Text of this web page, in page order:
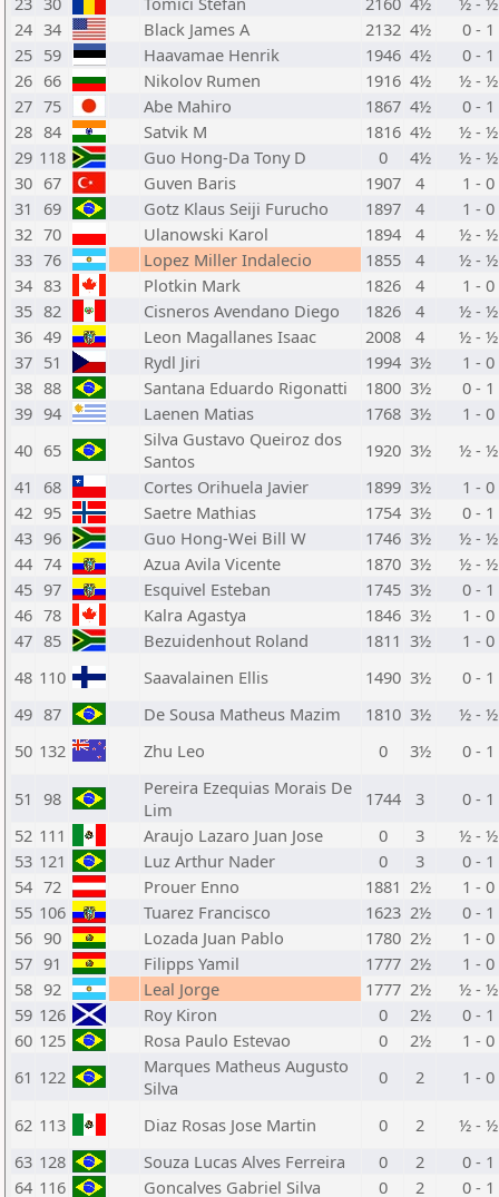
24 34 Black James A 2132 4½
0 - 1
25 59 Haavamae Henrik 1946 4½
0 - 1
26 66 Nikolov Rumen 1916 4½
½ - ½
27 75 Abe Mahiro 1867 4½
0 - 1
28 84 Satvik M 1816 4½
½ - ½
29 118 Guo Hong-Da Tony D 0 4½
½ - ½
30 67 Guven Baris 1907 4
1 - 0
31
69 Gotz Klaus Seiji Furucho 1897 4
1 - 0
32 70 Ulanowski Karol 1894 4
½ - ½
33 76 Lopez Miller Indalecio 1855 4
½ - ½
34 83 Plotkin Mark 1826 4
1 - 0
35 82 Cisneros Avendano Diego 1826 4
½ - ½
36 49 Leon Magallanes Isaac 2008 4
½ - ½
37 51 Rydl Jiri 1994 3½
1 - 0
38 88 Santana Eduardo Rigonatti 1800 3½
0 - 1
39 94 Laenen Matias 1768 3½
1 - 0
40 65
Silva Gustavo Queiroz dos
Santos
1920 3½
½ - ½
41
68 Cortes Orihuela Javier 1899 3½
1 - 0
42 95 Saetre Mathias 1754 3½
0 - 1
43 96 Guo Hong-Wei Bill W 1746 3½
½ - ½
44 74 Azua Avila Vicente 1870 3½
½ - ½
45 97 Esquivel Esteban 1745 3½
0 - 1
46 78 Kalra Agastya 1846 3½
1 - 0
47 85 Bezuidenhout Roland 1811 3½
1 - 0
48 110 Saavalainen Ellis 1490 3½
0 - 1
49 87 De Sousa Matheus Mazim 1810 3½
½ - ½
50 132 Zhu Leo 0 3½ 0 - 1
51 98
Pereira Ezequias Morais De
Lim
1744 3
0 - 1
52 111 Araujo Lazaro Juan Jose 0 3
½ - ½
53 121 Luz Arthur Nader 0 3
0 - 1
54 72 Prouer Enno 1881 2½
1 - 0
55 106 Tuarez Francisco 1623 2½
0 - 1
56 90 Lozada Juan Pablo 1780 2½
1 - 0
57 91 Filipps Yamil 1777 2½
1 - 0
58 92 Leal Jorge 1777 2½
½ - ½
59 126 Roy Kiron 0 2½
0 - 1
60 125 Rosa Paulo Estevao 0 2½
1 - 0
61 122
Marques Matheus Augusto
Silva
0 2 1 - 0
62 113 Diaz Rosas Jose Martin 0 2
½ - ½
63 128 Souza Lucas Alves Ferreira 0 2
0 - 1
64 116 Goncalves Gabriel Silva 0 2 0 - 1